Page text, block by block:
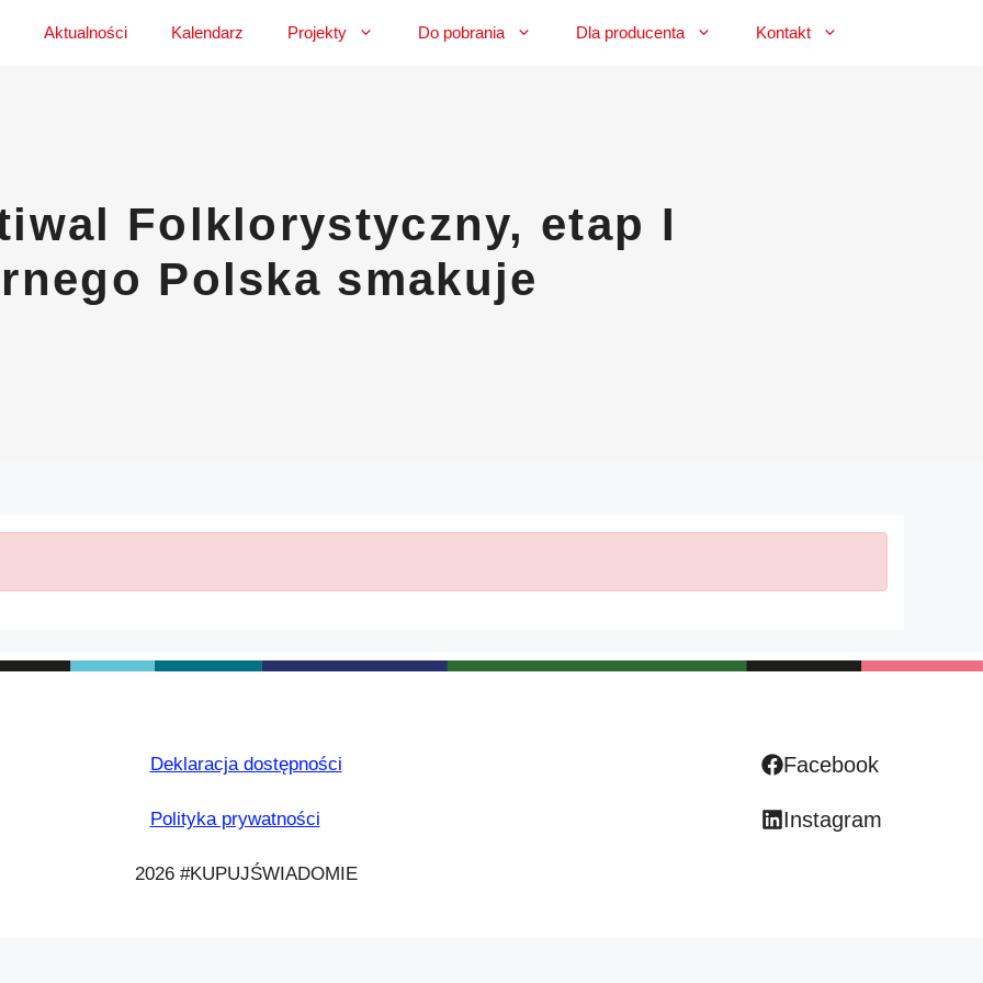
Aktualności Kalendarz Projekty Do pobrania Dla producenta Kontakt
Folklorystyczny, etap I
Polska smakuje
Deklaracja dostępności
Polityka prywatności
Facebook
Instagram
2026 #KUPUJŚWIADOMIE